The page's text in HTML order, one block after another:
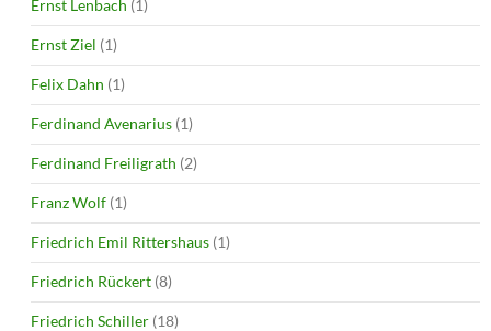
Ernst Lenbach (1)
Ernst Ziel (1)
Felix Dahn (1)
Ferdinand Avenarius (1)
Ferdinand Freiligrath (2)
Franz Wolf (1)
Friedrich Emil Rittershaus (1)
Friedrich Rückert (8)
Friedrich Schiller (18)